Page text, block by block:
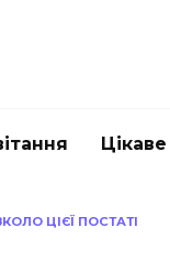
Цікаве
ЦІЄЇ ПОСТАТІ